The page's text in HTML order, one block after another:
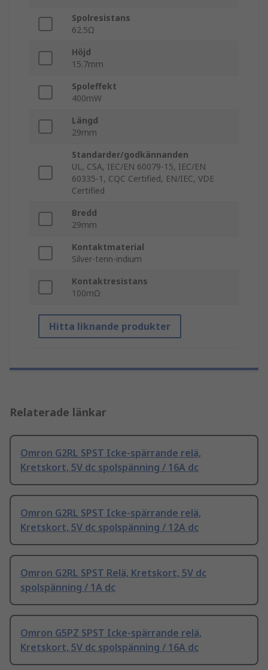
Spolresistans
62.5Ω
Höjd
15.7mm
Spoleffekt
400mW
Längd
29mm
Standarder/godkännanden
UL, CSA, IEC/EN 60079-15, IEC/EN
60335-1, CQC Certified, EN/IEC, VDE
Certified
Bredd
29mm
Kontaktmaterial
Silver-tenn-indium
Kontaktresistans
100mΩ
Hitta liknande produkter
Relaterade länkar
Omron G2RL SPST Icke-spärrande relä,
Kretskort, 5V dc spolspänning / 16A dc
Omron G2RL SPST Icke-spärrande relä,
Kretskort, 5V dc spolspänning / 12A dc
Omron G2RL SPST Relä, Kretskort, 5V dc
spolspänning / 1A dc
Omron G5PZ SPST Icke-spärrande relä,
Kretskort, 5V dc spolspänning / 16A dc